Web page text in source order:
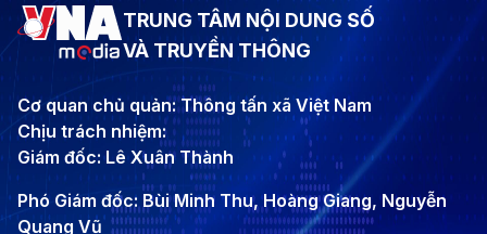
TRUNG TÂM NỘI DUNG SỐ
VÀ TRUYỀN THÔNG
Cơ quan chủ quản: Thông tấn xã Việt Nam
Chịu trách nhiệm:
Giám đốc: Lê Xuân Thành
Phó Giám đốc: Bùi Minh Thu, Hoàng Giang, Nguyễn
Quang Vũ